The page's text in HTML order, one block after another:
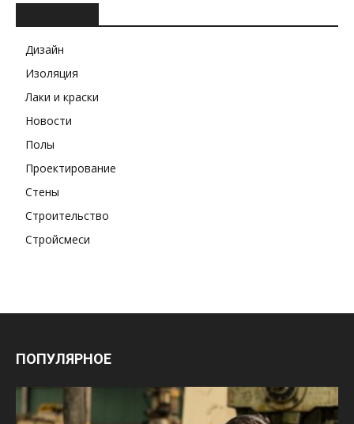
Дизайн
Изоляция
Лаки и краски
Новости
Полы
Проектирование
Стены
Строительство
Стройсмеси
ПОПУЛЯРНОЕ